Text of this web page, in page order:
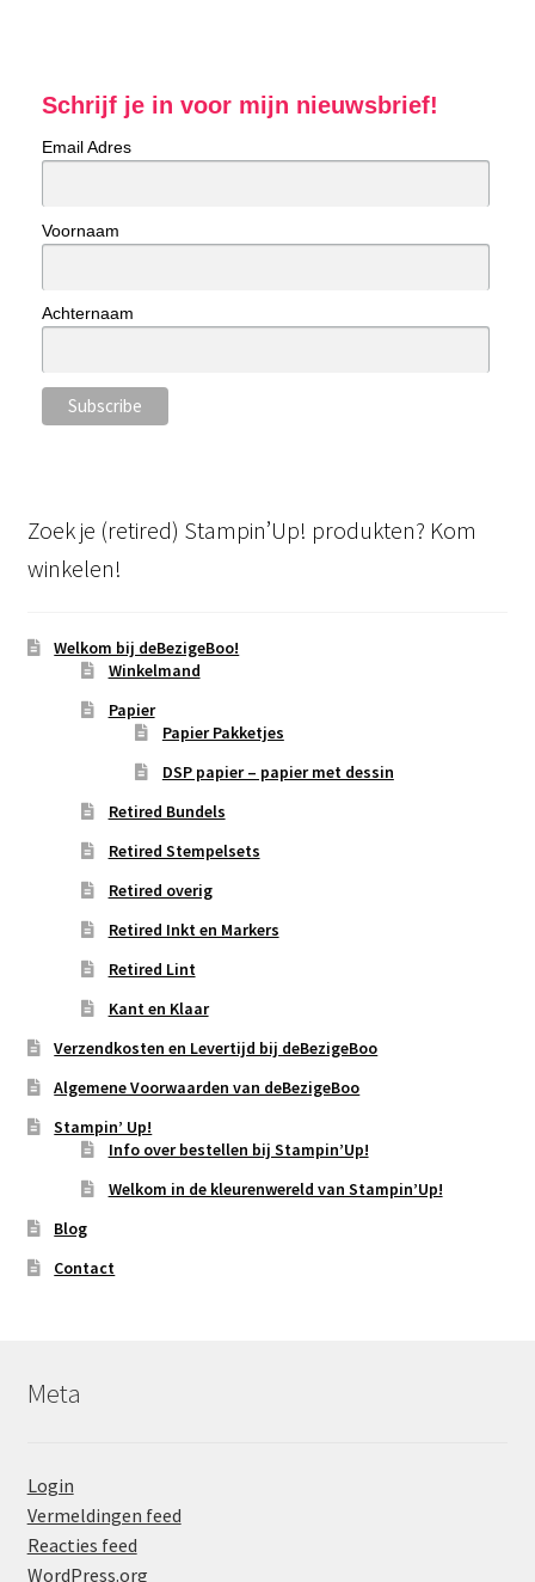
Schrijf je in voor mijn nieuwsbrief!
Email Adres
Voornaam
Achternaam
Zoek je (retired) Stampin’Up! produkten? Kom
winkelen!
Welkom bij deBezigeBoo!
Winkelmand
Papier
Papier Pakketjes
DSP papier – papier met dessin
Retired Bundels
Retired Stempelsets
Retired overig
Retired Inkt en Markers
Retired Lint
Kant en Klaar
Verzendkosten en Levertijd bij deBezigeBoo
Algemene Voorwaarden van deBezigeBoo
Stampin’ Up!
Info over bestellen bij Stampin’Up!
Welkom in de kleurenwereld van Stampin’Up!
Blog
Contact
Meta
Login
Vermeldingen feed
Reacties feed
WordPress.org